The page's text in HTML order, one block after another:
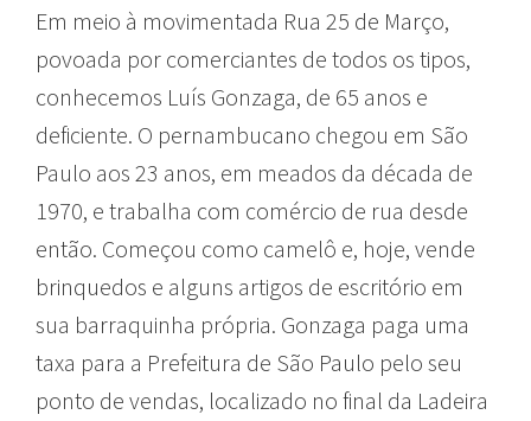
Em meio à movimentada Rua 25 de Março,
povoada por comerciantes de todos os tipos,
conhecemos Luís Gonzaga, de 65 anos e
deficiente. O pernambucano chegou em São
Paulo aos 23 anos, em meados da década de
1970, e trabalha com comércio de rua desde
então. Começou como camelô e, hoje, vende
brinquedos e alguns artigos de escritório em
sua barraquinha própria. Gonzaga paga uma
taxa para a Prefeitura de São Paulo pelo seu
ponto de vendas, localizado no final da Ladeira